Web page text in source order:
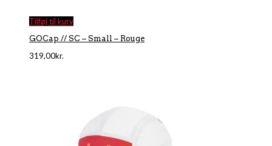
Tilføj til kurv
GOCap // SC – Small – Rouge
319,00kr.